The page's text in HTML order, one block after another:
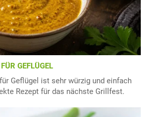
GEFLÜGEL
Geflügel ist sehr würzig und einfach
Rezept für das nächste Grillfest.